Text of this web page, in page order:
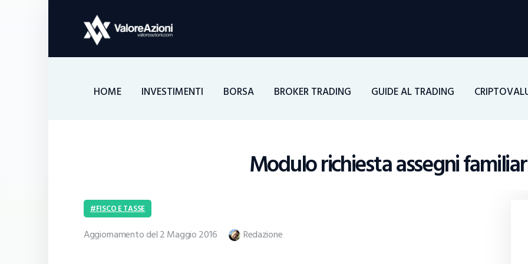
HOME INVESTIMENTI BORSA BROKER TRADING GUIDE AL TRADING
Modulo richiesta assegni
Investimenti
Borsa
Guide Al Trading
FISCO E TASSE
Aggiornamento del 2 Maggio 2016 Redazione